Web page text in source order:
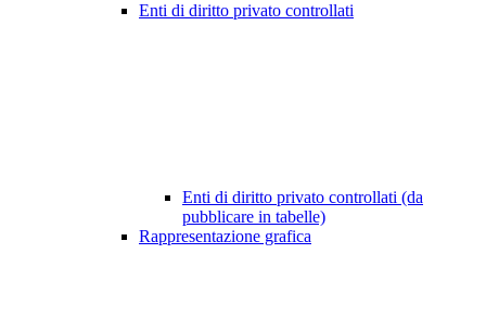
Enti di diritto privato controllati
Enti di diritto privato controllati (da
pubblicare in tabelle)
Rappresentazione grafica